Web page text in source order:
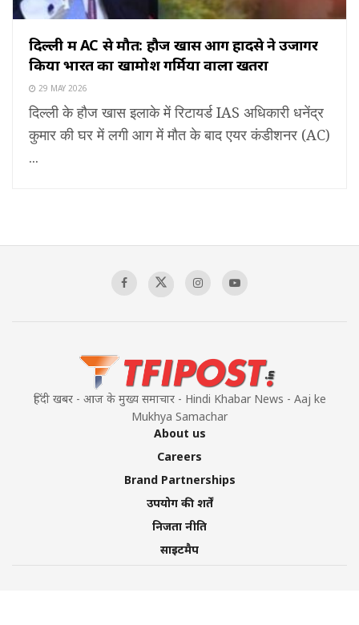
दिल्ली में AC से मौत: हौज खास आग हादसे ने उजागर
किया भारत का खामोश गर्मियों वाला खतरा
29 MAY 2026
दिल्ली के हौज खास इलाके में रिटायर्ड IAS अधिकारी धनेंद्र
कुमार की घर में लगी आग में मौत के बाद एयर कंडीशनर (AC)
...
हिंदी खबर - आज के मुख्य समाचार - Hindi Khabar News - Aaj ke
Mukhya Samachar
About us
Careers
Brand Partnerships
उपयोग की शर्तें
निजता नीति
साइटमैप